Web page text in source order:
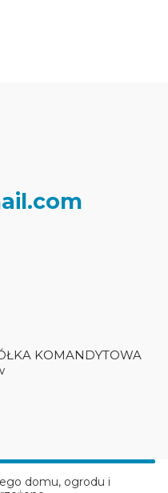
KOMANDYTOWA
domu, ogrodu i